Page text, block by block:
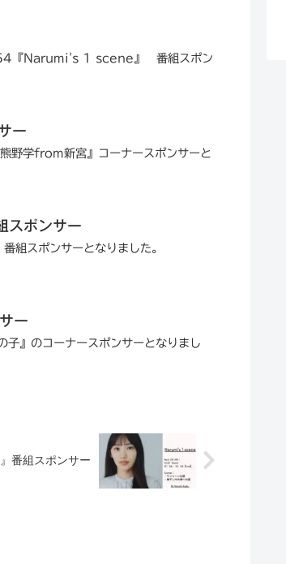
『Narumi's 1 scene』 番組スポン
ー
学from新宮』コーナースポンサーと
スポンサー
組スポンサーとなりました。
ー
』のコーナースポンサーとなりまし
番組スポンサー